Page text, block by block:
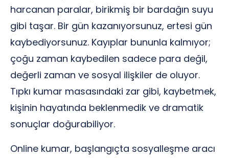
harcanan paralar, birikmiş bir bardağın suyu
gibi taşar. Bir gün kazanıyorsunuz, ertesi gün
kaybediyorsunuz. Kayıplar bununla kalmıyor;
çoğu zaman kaybedilen sadece para değil,
değerli zaman ve sosyal ilişkiler de oluyor.
Tıpkı kumar masasındaki zar gibi, kaybetmek,
kişinin hayatında beklenmedik ve dramatik
sonuçlar doğurabiliyor.
Online kumar, başlangıçta sosyalleşme aracı